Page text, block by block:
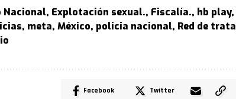
Nacional, Explotación sexual., Fiscalía., hb play,
, meta, México, policia nacional, Red de trata
Facebook Twitter